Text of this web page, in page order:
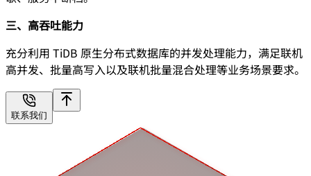
三、高吞吐能力
充分利用 TiDB 原生分布式数据库的并发处理能力，满足联机
高并发、批量高写入以及联机批量混合处理等业务场景要求。
联系我们